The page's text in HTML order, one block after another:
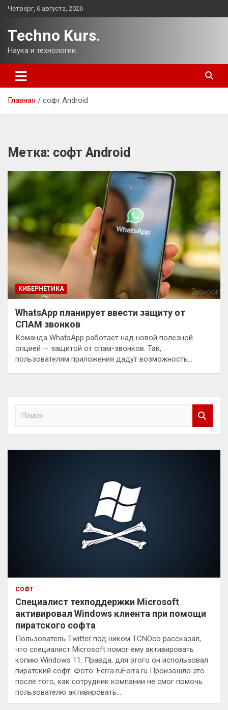
Перейти
Четверг, 6 августа, 2026
Techno Kurs.
Наука и технологии.
Главная софт Android
Метка: софт Android
КИБЕРНЕТИКА
WhatsApp планирует ввести защиту от
СПАМ звонков
Команда WhatsApp работает над новой полезной
опцией — защитой от спам-звонков. Так,
пользователям приложения дадут возможность…
к
СОФТ
Специалист техподдержки Microsoft
активировал Windows клиента при помощи
пиратского софта
Пользователь Twitter под ником TCNOco рассказал,
что специалист Microsoft помог ему активировать
копию Windows 11. Правда, для этого он использовал
пиратский софт. Фото: Ferra.ruFerra.ru Произошло это
после того, как сотрудник компании не смог помочь
пользователю активировать…